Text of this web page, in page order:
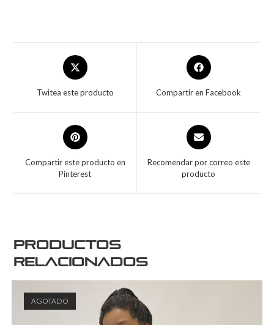
Twitea este producto Compartir en Facebook
Compartir este producto en
Pinterest
Recomendar por correo este
producto
Productos
relacionados
AGOTADO